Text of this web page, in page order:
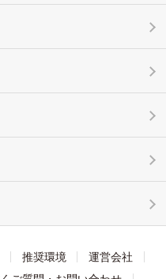
推奨環境
運営会社